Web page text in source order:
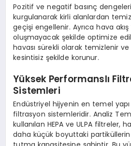
Pozitif ve negatif basınç
kurgulanarak kirli alanlardan
geçişi engellenir. Ayrıca hava
oluşmayacak şekilde optimize
havası sürekli olarak temizlenir
kesintisiz şekilde korunur.
Yüksek Performanslı
Sistemleri
Endüstriyel hijyenin en temel
filtrasyon sistemleridir. Analiz
kullanılan HEPA ve ULPA filtreler,
daha küçük boyuttaki partiküllerin